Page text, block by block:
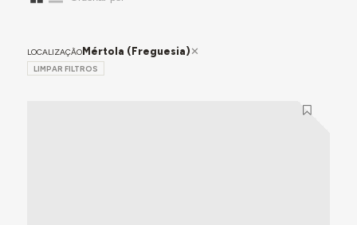
LOCALIZAÇÃOMértola (Freguesia)
LIMPAR FILTROS